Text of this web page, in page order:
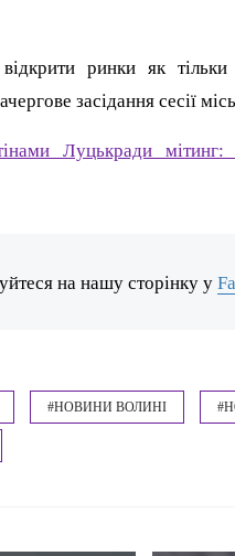
ринки як
засідання сесії
Луцькради мітинг:
на нашу сторінку у
#НОВИНИ ВОЛИНІ